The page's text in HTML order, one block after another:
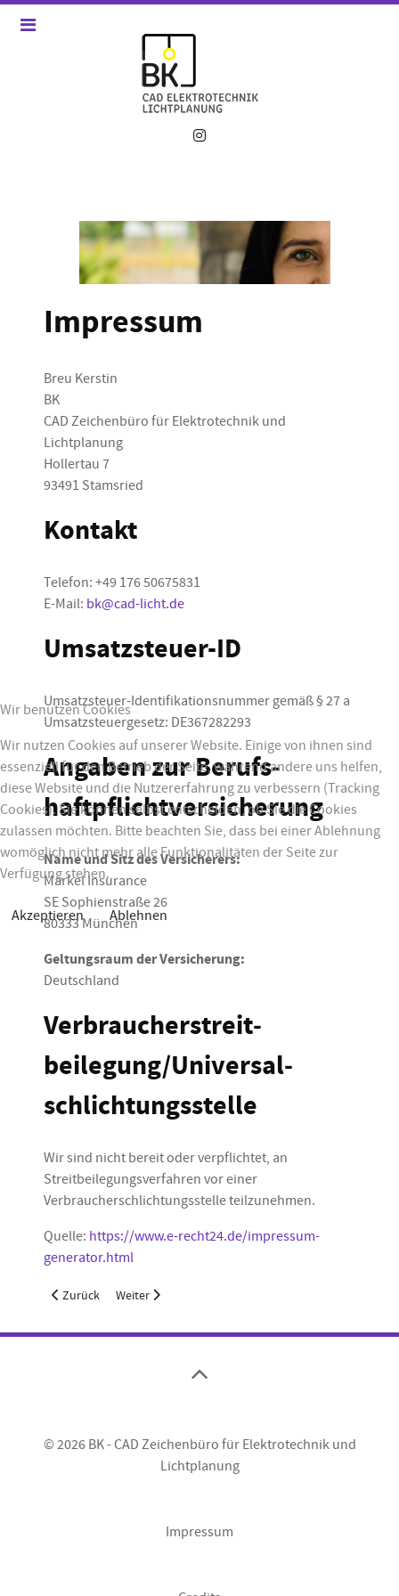
Impressum
Breu Kerstin
BK
CAD Zeichenbüro für Elektrotechnik und
Lichtplanung
Hollertau 7
93491 Stamsried
Kontakt
Telefon: +49 176 50675831
E-Mail: bk@cad-licht.de
Umsatzsteuer-ID
Umsatzsteuer-Identifikationsnummer gemäß § 27 a
Umsatzsteuergesetz: DE367282293
Angaben zur Berufs­
haftpflicht­versicherung
Name und Sitz des Versicherers:
Markel Insurance
SE Sophienstraße 26
80333 München
Geltungsraum der Versicherung:
Deutschland
Verbraucher­streit­
beilegung/Universal­
schlichtungs­stelle
Wir sind nicht bereit oder verpflichtet, an
Streitbeilegungsverfahren vor einer
Verbraucherschlichtungsstelle teilzunehmen.
Quelle: https://www.e-recht24.de/impressum-
generator.html
Vorheriger Beitrag: Datenschutz
Zurück Nächster Beitrag: Kontakt
Weiter
© 2026 BK - CAD Zeichenbüro für Elektrotechnik und
Lichtplanung
Impressum
Wir benutzen Cookies
Wir nutzen Cookies auf unserer Website. Einige von ihnen sind
essenziell für den Betrieb der Seite, während andere uns helfen,
diese Website und die Nutzererfahrung zu verbessern (Tracking
Cookies). Sie können selbst entscheiden, ob Sie die Cookies
zulassen möchten. Bitte beachten Sie, dass bei einer Ablehnung
womöglich nicht mehr alle Funktionalitäten der Seite zur
Verfügung stehen.
Akzeptieren Ablehnen